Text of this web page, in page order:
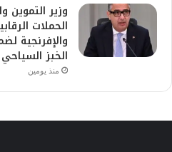
وزير التموين
الحملات
والإفرنجية
الخبز
منذ يومين